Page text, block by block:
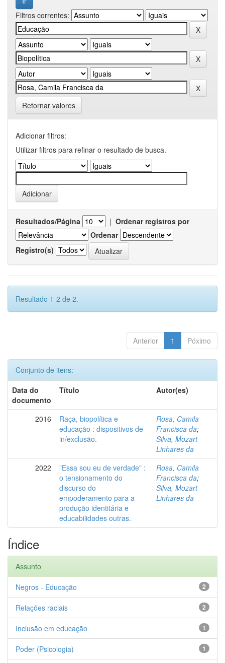
Filtros correntes:
Retornar valores
Adicionar filtros:
Utilizar filtros para refinar o resultado de busca.
Resultados/Página | Ordenar registros por
Ordenar
Registro(s)
Resultado 1-2 de 2.
Anterior 1 Póximo
Conjunto de itens:
Data do
documento
Título Autor(es)
2016
Raça, biopolítica e
educação : dispositivos de
in/exclusão.
Rosa, Camila
Francisca da;
Silva, Mozart
Linhares da
2022
"Essa sou eu de verdade" :
o tensionamento do
discurso do
empoderamento para a
produção identitária e
educabilidades outras.
Rosa, Camila
Francisca da;
Silva, Mozart
Linhares da
Índice
Assunto
2
Negros - Educação
2
Relações raciais
1
Inclusão em educação
1
Poder (Psicologia)